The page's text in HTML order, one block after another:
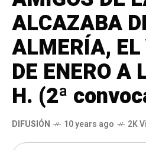
ALCAZABA
ALMERÍA,
DE ENERO A
H. (2ª
DIFUSIÓN 10 years ago 2K